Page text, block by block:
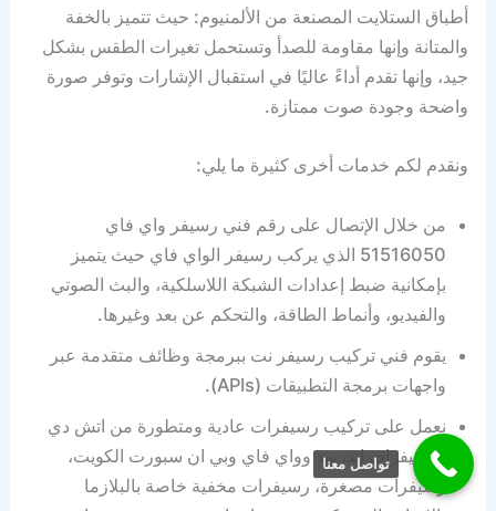
أطباق الستلايت المصنعة من الألمنيوم: حيث تتميز بالخفة
والمتانة وإنها مقاومة للصدأ وتستحمل تغيرات الطقس بشكل
جيد، وإنها تقدم أداءً عاليًا في استقبال الإشارات وتوفر صورة
واضحة وجودة صوت ممتازة.
ونقدم لكم خدمات أخرى كثيرة ما يلي:
من خلال الإتصال على رقم فني رسيفر واي فاي
51516050 الذي يركب رسيفر الواي فاي حيث يتميز
بإمكانية ضبط إعدادات الشبكة اللاسلكية، والبث الصوتي
والفيديو، وأنماط الطاقة، والتحكم عن بعد وغيرها.
يقوم فني تركيب رسيفر نت ببرمجة وظائف متقدمة عبر
واجهات برمجة التطبيقات (APIs).
نعمل على تركيب رسيفرات عادية ومتطورة من اتش دي
ورسيفرات اندرويد وواي فاي وبي ان سبورت الكويت،
رسيفرات مصغرة، رسيفرات مخفية خاصة بالبلازما
تواصل معنا